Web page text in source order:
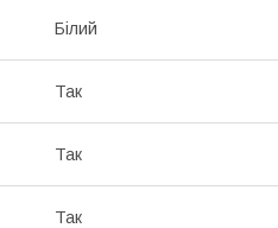
Білий
Так
Так
Так